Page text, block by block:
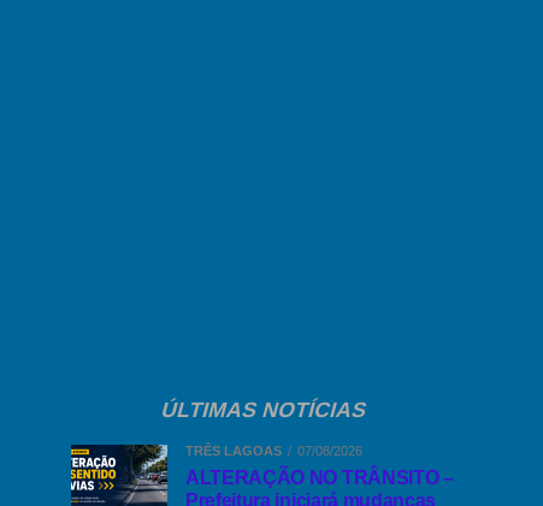
ÚLTIMAS NOTÍCIAS
TRÊS LAGOAS 07/08/2026
ALTERAÇÃO NO TRÂNSITO –
Prefeitura iniciará mudanças